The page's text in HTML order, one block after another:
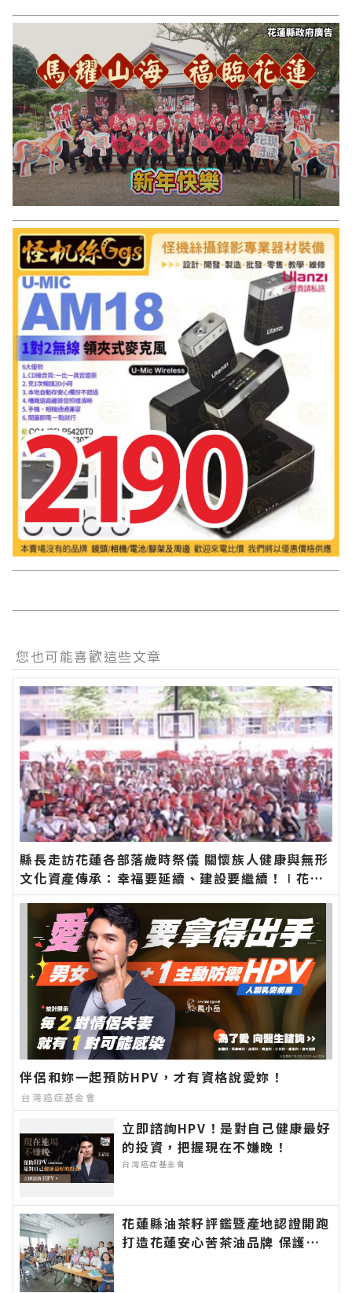
您也可能喜歡這些文章
縣長走訪花蓮各部落歲時祭儀 關懷族人健康與無形
文化資產傳承：幸福要延續、建設要繼續！∣花蓮
新聞網官方網站各類新聞－最快速的今日新聞報導
最新的在地資訊！
伴侶和妳一起預防HPV，才有資格說愛妳！
台灣癌症基金會
立即諮詢HPV！是對自己健康最好
的投資，把握現在不嫌晚！
台灣癌症基金會
花蓮縣油茶籽評鑑暨產地認證開跑
打造花蓮安心苦茶油品牌 保護國